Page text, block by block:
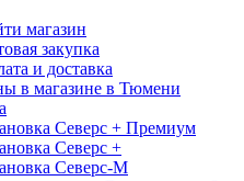
магазин
закупка
и доставка
в магазине в Тюмени
Северс + Премиум
Северс +
Северс-М